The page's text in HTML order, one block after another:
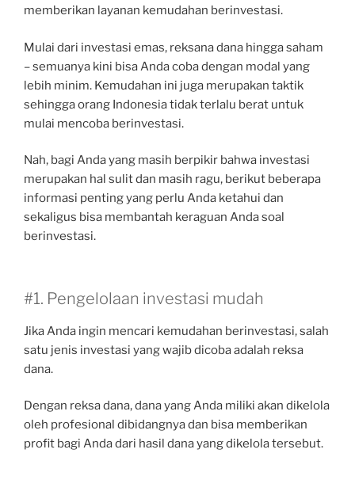
memberikan layanan kemudahan berinvestasi.
Mulai dari investasi emas, reksana dana hingga saham
– semuanya kini bisa Anda coba dengan modal yang
lebih minim. Kemudahan ini juga merupakan taktik
sehingga orang Indonesia tidak terlalu berat untuk
mulai mencoba berinvestasi.
Nah, bagi Anda yang masih berpikir bahwa investasi
merupakan hal sulit dan masih ragu, berikut beberapa
informasi penting yang perlu Anda ketahui dan
sekaligus bisa membantah keraguan Anda soal
berinvestasi.
#1. Pengelolaan investasi mudah
Jika Anda ingin mencari kemudahan berinvestasi, salah
satu jenis investasi yang wajib dicoba adalah reksa
dana.
Dengan reksa dana, dana yang Anda miliki akan dikelola
oleh profesional dibidangnya dan bisa memberikan
profit bagi Anda dari hasil dana yang dikelola tersebut.